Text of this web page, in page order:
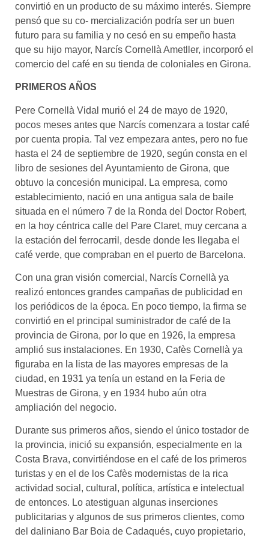
convirtió en un producto de su máximo interés. Siempre
pensó que su co- mercialización podría ser un buen
futuro para su familia y no cesó en su empeño hasta
que su hijo mayor, Narcís Cornellà Ametller, incorporó el
comercio del café en su tienda de coloniales en Girona.
PRIMEROS AÑOS
Pere Cornellà Vidal murió el 24 de mayo de 1920,
pocos meses antes que Narcís comenzara a tostar café
por cuenta propia. Tal vez empezara antes, pero no fue
hasta el 24 de septiembre de 1920, según consta en el
libro de sesiones del Ayuntamiento de Girona, que
obtuvo la concesión municipal. La empresa, como
establecimiento, nació en una antigua sala de baile
situada en el número 7 de la Ronda del Doctor Robert,
en la hoy céntrica calle del Pare Claret, muy cercana a
la estación del ferrocarril, desde donde les llegaba el
café verde, que compraban en el puerto de Barcelona.
Con una gran visión comercial, Narcís Cornellà ya
realizó entonces grandes campañas de publicidad en
los periódicos de la época. En poco tiempo, la firma se
convirtió en el principal suministrador de café de la
provincia de Girona, por lo que en 1926, la empresa
amplió sus instalaciones. En 1930, Cafès Cornellà ya
figuraba en la lista de las mayores empresas de la
ciudad, en 1931 ya tenía un estand en la Feria de
Muestras de Girona, y en 1934 hubo aún otra
ampliación del negocio.
Durante sus primeros años, siendo el único tostador de
la provincia, inició su expansión, especialmente en la
Costa Brava, convirtiéndose en el café de los primeros
turistas y en el de los Cafès modernistas de la rica
actividad social, cultural, política, artística e intelectual
de entonces. Lo atestiguan algunas inserciones
publicitarias y algunos de sus primeros clientes, como
del daliniano Bar Boia de Cadaqués, cuyo propietario,